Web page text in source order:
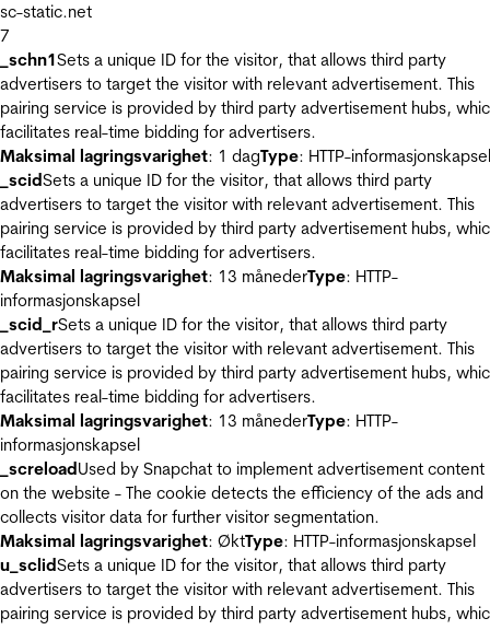
sc-static.net
7
_schn1Sets a unique ID for the visitor, that allows third party
advertisers to target the visitor with relevant advertisement. This
pairing service is provided by third party advertisement hubs,
facilitates real-time bidding for advertisers.
Maksimal lagringsvarighet: 1 dagType: HTTP-informasjonskapsel
_scidSets a unique ID for the visitor, that allows third party
advertisers to target the visitor with relevant advertisement. This
pairing service is provided by third party advertisement hubs,
facilitates real-time bidding for advertisers.
Maksimal lagringsvarighet: 13 månederType: HTTP-
informasjonskapsel
_scid_rSets a unique ID for the visitor, that allows third party
advertisers to target the visitor with relevant advertisement. This
pairing service is provided by third party advertisement hubs,
facilitates real-time bidding for advertisers.
Maksimal lagringsvarighet: 13 månederType: HTTP-
informasjonskapsel
_screloadUsed by Snapchat to implement advertisement content
on the website - The cookie detects the efficiency of the ads and
collects visitor data for further visitor segmentation.
Maksimal lagringsvarighet: ØktType: HTTP-informasjonskapsel
u_sclidSets a unique ID for the visitor, that allows third party
advertisers to target the visitor with relevant advertisement. This
pairing service is provided by third party advertisement hubs,